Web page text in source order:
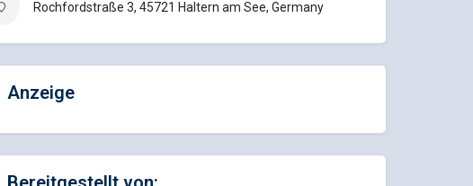
Rochfordstraße 3, 45721 Haltern am See, Germany
Anzeige